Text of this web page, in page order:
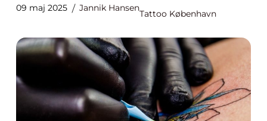
09 maj 2025 Jannik Hansen
Tattoo København